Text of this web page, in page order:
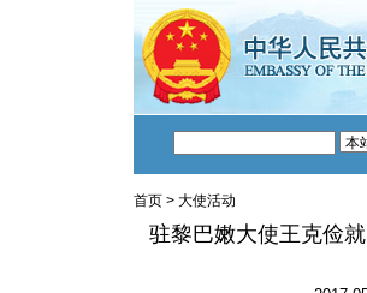
首页 > 大使活动
驻黎巴嫩大使王克俭